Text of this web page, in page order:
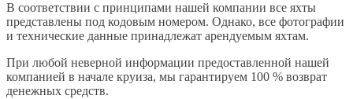
В соответствии с принципами нашей компании все яхты
представлены под кодовым номером. Однако, все фотографии
и технические данные принадлежат арендуемым яхтам.
При любой неверной информации предоставленной нашей
компанией в начале круиза, мы гарантируем 100 % возврат
денежных средств.